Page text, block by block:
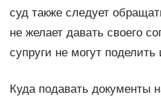
суд также следует
не желает давать своего
супруги не могут
Куда подавать документы